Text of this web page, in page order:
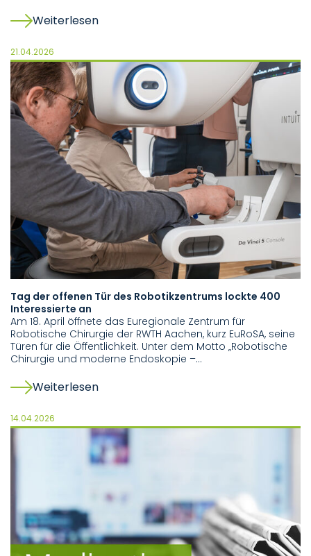
Weiterlesen
21.04.2026
Tag der offenen Tür des Robotikzentrums lockte 400
Interessierte an
Am 18. April öffnete das Euregionale Zentrum für
Robotische Chirurgie der RWTH Aachen, kurz EuRoSA, seine
Türen für die Öffentlichkeit. Unter dem Motto „Robotische
Chirurgie und moderne Endoskopie –…
Weiterlesen
14.04.2026